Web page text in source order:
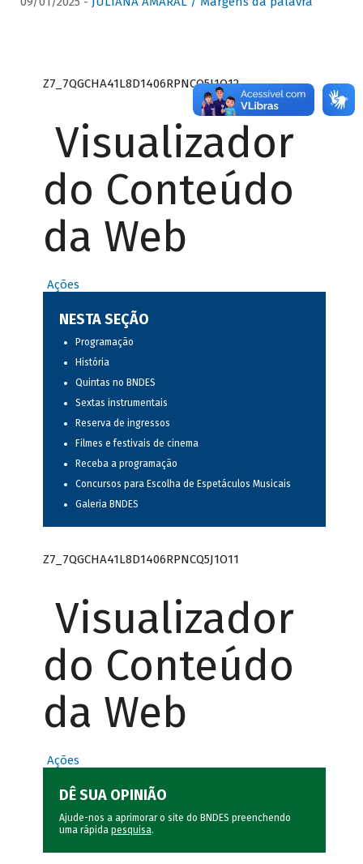
Z7_7QGCHA41L8D1406RPNCQ5J1O12
Visualizador
do Conteúdo
da Web
Ações
NESTA SEÇÃO
Programação
História
Quintas no BNDES
Sextas instrumentais
Reserva de ingressos
Filmes e festivais de cinema
Receba a programação
Concursos para Escolha de Espetáculos Musicais
Galeria BNDES
Z7_7QGCHA41L8D1406RPNCQ5J1O11
Visualizador
do Conteúdo
da Web
Ações
DÊ SUA OPINIÃO
Ajude-nos a aprimorar o site do BNDES preenchendo
uma rápida pesquisa.